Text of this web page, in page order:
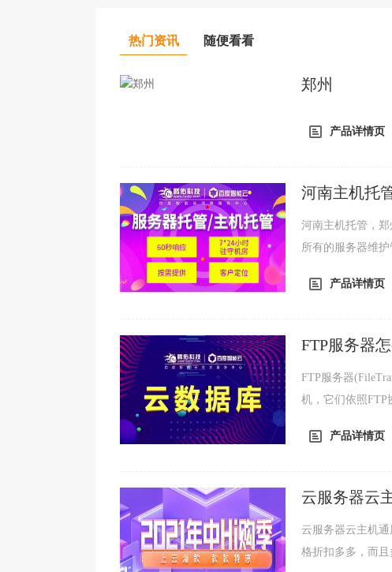
热门资讯 随便看看
郑州
产品详情页
河南主机托
河南主机托管，
所有的服务器维
产品详情页
FTP服务器
FTP服务器
机，它们依照FTP
产品详情页
云服务器云
云服务器云主机
格折扣多多，而